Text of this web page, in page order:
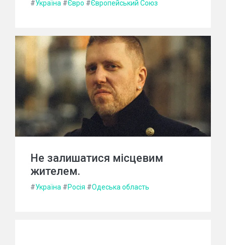
#Україна #Євро #Європейський Союз
Не залишатися місцевим
жителем.
#Україна #Росія #Одеська область